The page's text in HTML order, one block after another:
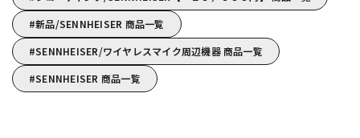
新品/SENNHEISER 商品一覧
SENNHEISER/ワイヤレスマイク周辺機器 商品一覧
SENNHEISER 商品一覧